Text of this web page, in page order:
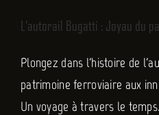
CONTACT
L’autorail Bugatti : Joyau du
Plongez dans l'histoire de
patrimoine ferroviaire aux
Un voyage à travers le temps.